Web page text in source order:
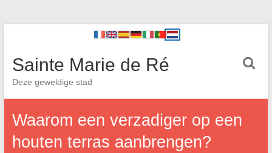
Sainte Marie de Ré
Deze geweldige stad
Waarom een verzadiger op een
houten terras aanbrengen?